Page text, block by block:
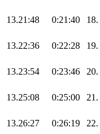
13.21:48 0:21:40 18.
13.22:36 0:22:28 19.
13.23:54 0:23:46 20.
13.25:08 0:25:00 21.
13.26:27 0:26:19 22.